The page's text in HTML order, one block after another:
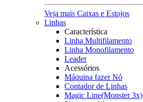
Veja mais Caixas e Estojos
Linhas
Característica
Linha Multifilamento
Linha Monofilamento
Leader
Acessórios
Máquina fazer Nó
Contador de Linhas
Magic Line(Monster 3x)